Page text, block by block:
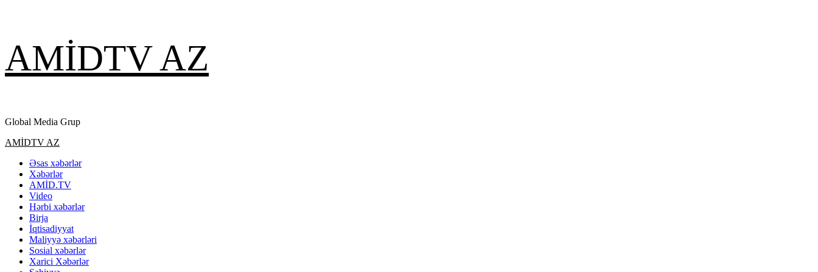
content
AMİDTV AZ
Global Media Grup
Primary
AMİDTV AZ
Əsas xəbərlər
Xəbərlər
AMİD.TV
Video
Hərbi xəbərlər
Birja
İqtisadiyyat
Maliyyə xəbərləri
Sosial xəbərlər
Xarici Xəbərlər